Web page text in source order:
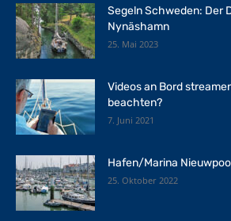
Segeln Schweden: Der
Nynäshamn
25. Mai 2023
Videos an Bord
beachten?
7. Juni 2021
Hafen/Marina
25. Oktober 2022